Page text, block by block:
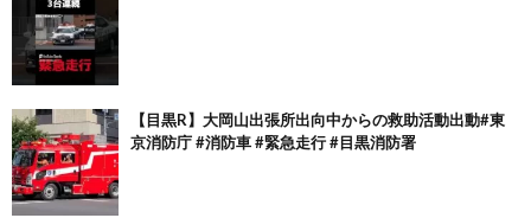
【目黒R】大岡山出張所出向中からの救助活動出動#東
京消防庁 #消防車 #緊急走行 #目黒消防署